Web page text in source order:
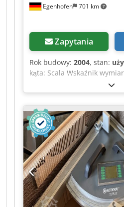
Egenhofen 701 km
Zapytania
Rok budowy: 2004, stan:
kąta: Scala Wskaźnik
przycinania: Scala